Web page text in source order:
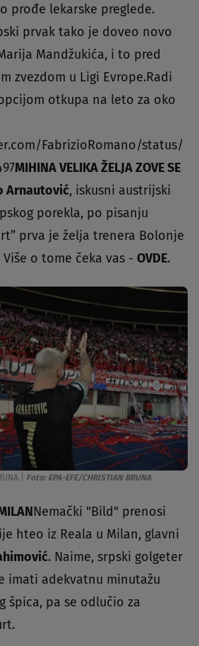
prođe lekarske preglede.
prvak tako je doveo novo
Mandžukića, i to pred
zvezdom u Ligi Evrope.Radi
otkupa na leto za oko
FabrizioRomano/status/
MIHINA VELIKA ŽELJA ZOVE SE
Arnautović, iskusni austrijski
porekla, po pisanju
prva je želja trenera Bolonje
Više o tome čeka vas - OVDE.
Foto: EPA-EFE/CHRISTIAN BRUNA
Nemački "Bild" prenosi
hteo iz Reala u Milan, glavni
. Naime, srpski golgeter
imati adekvatnu minutažu
špica, pa se odlučio za